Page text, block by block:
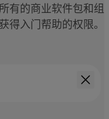
有的商业软件包和组
得入门帮助的权限。